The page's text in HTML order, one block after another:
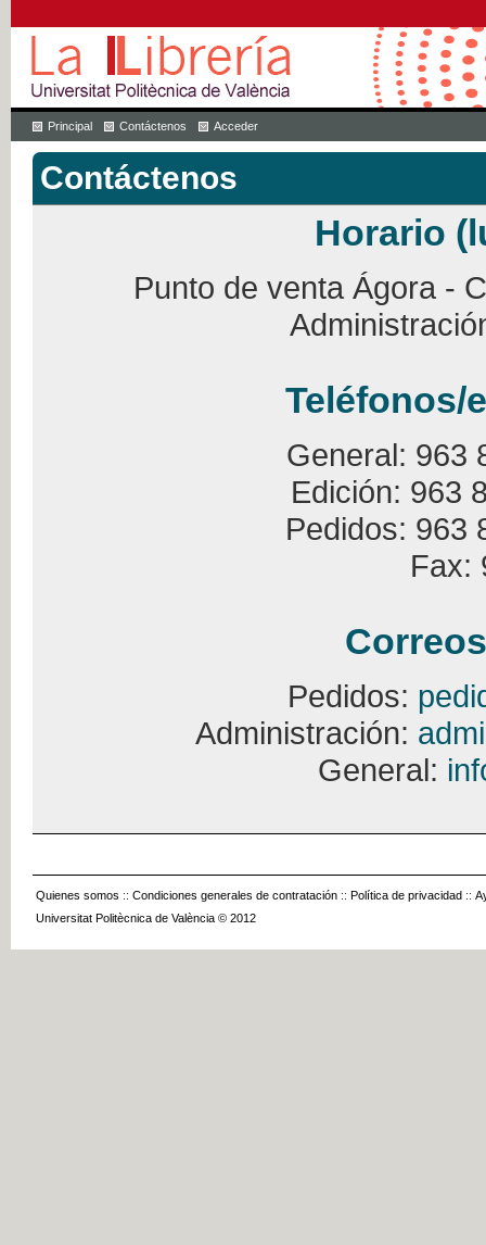
Principal Contáctenos Acceder
Contáctenos
Horario
Punto de venta Ágora -
Teléfonos/
General: 963
Edición: 963
Pedidos: 963
Fax:
Pedidos:
Administración:
General:
Quienes somos :: Condiciones generales de contratación :: Política de privacidad ::
Universitat Politècnica de València © 2012